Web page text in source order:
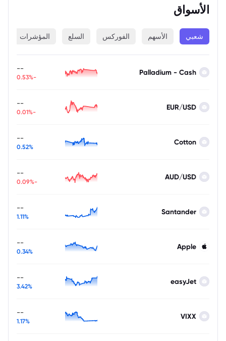
الأسواق
شعبي الأسهم الفوركس السلع المؤشرات
Palladium - Cash
--
-0.53%
EUR/USD
--
-0.01%
Cotton
--
0.52%
AUD/USD
--
-0.09%
Santander
--
1.11%
Apple
--
0.34%
easyJet
--
3.42%
VIXX
--
1.17%